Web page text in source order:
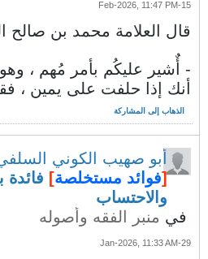
15-Feb-2026, 11:47 PM
قال العلامة محمد بن صالح
- أٌشير عليكُم بأمر مُهم ، وهو
أنك إذا حلفت على يمين ،
الذهاب إلى المشاركة
أبو صهيب الكوني
[فوائد مستخلصة] فائدة
والاحتساب
في منبر الفقه وأصوله
29-Jan-2026, 11:33 AM